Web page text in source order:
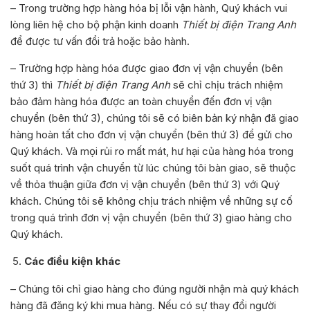
– Trong trường hợp hàng hóa bị lỗi vận hành, Quý khách vui
lòng liên hệ cho bộ phận kinh doanh Thiết bị điện Trang Anh
để được tư vấn đổi trả hoặc bảo hành.
– Trường hợp hàng hóa được giao đơn vị vận chuyển (bên
thứ 3) thì Thiết bị điện Trang Anhsẽ chỉ chịu trách nhiệm
bảo đảm hàng hóa được an toàn chuyển đến đơn vị vận
chuyển (bên thứ 3), chúng tôi sẽ có biên bản ký nhận đã giao
hàng hoàn tất cho đơn vị vận chuyển (bên thứ 3) để gửi cho
Quý khách. Và mọi rủi ro mất mát, hư hại của hàng hóa trong
suốt quá trình vận chuyển từ lúc chúng tôi bàn giao, sẽ thuộc
về thỏa thuận giữa đơn vị vận chuyển (bên thứ 3) với Quý
khách. Chúng tôi sẽ không chịu trách nhiệm về những sự cố
trong quá trình đơn vị vận chuyển (bên thứ 3) giao hàng cho
Quý khách.
Các điều kiện khác
– Chúng tôi chỉ giao hàng cho đúng người nhận mà quý khách
hàng đã đăng ký khi mua hàng. Nếu có sự thay đổi người